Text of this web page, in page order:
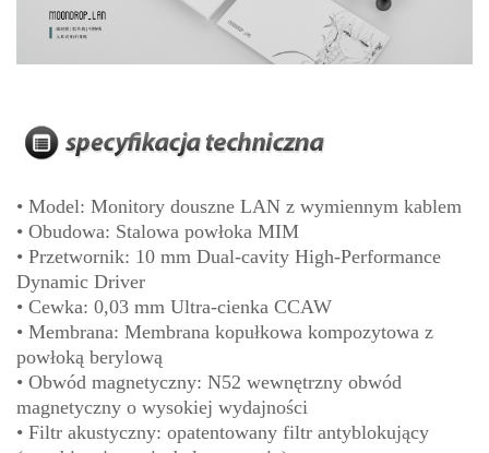
• Model: Monitory douszne LAN z wymiennym kablem
• Obudowa: Stalowa powłoka MIM
• Przetwornik: 10 mm Dual-cavity High-Performance
Dynamic Driver
• Cewka: 0,03 mm Ultra-cienka CCAW
• Membrana: Membrana kopułkowa kompozytowa z
powłoką berylową
• Obwód magnetyczny: N52 wewnętrzny obwód
magnetyczny o wysokiej wydajności
• Filtr akustyczny: opatentowany filtr antyblokujący